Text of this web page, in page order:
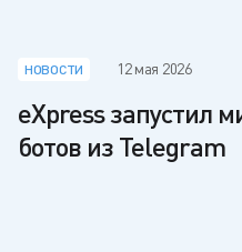
НОВОСТИ 12 мая 2026
eXpress запустил
ботов из Telegram